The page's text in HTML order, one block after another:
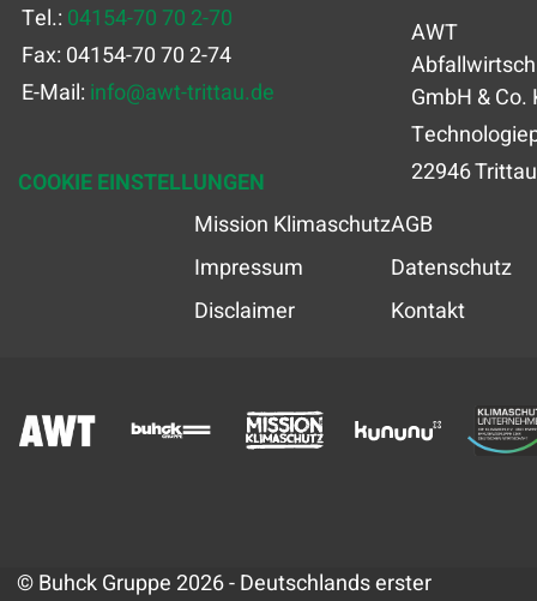
Tel.: 04154-70 70 2-70
Fax: 04154-70 70 2-74
E-Mail: info@awt-trittau.de
COOKIE EINSTELLUNGEN
AWT
GmbH & Co.
22946 Trittau
Mission Klimaschutz
Impressum
Disclaimer
AGB
Datenschutz
Kontakt
© Buhck Gruppe 2026 - Deutschlands erster